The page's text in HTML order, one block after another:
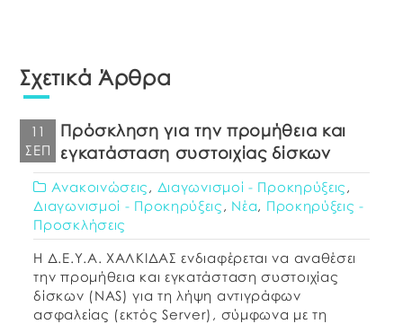
Σχετικά Άρθρα
11
ΣΕΠ
Πρόσκληση για την προμήθεια και
εγκατάσταση συστοιχίας δίσκων
Ανακοινώσεις , Διαγωνισμοί - Προκηρύξεις ,
Διαγωνισμοί - Προκηρύξεις , Νέα, Προκηρύξεις -
Προσκλήσεις
Η Δ.Ε.Υ.Α. ΧΑΛΚΙΔΑΣ ενδιαφέρεται να αναθέσει
την προμήθεια και εγκατάσταση συστοιχίας
δίσκων (NAS) για τη λήψη αντιγράφων
ασφαλείας (εκτός Server), σύμφωνα με τη